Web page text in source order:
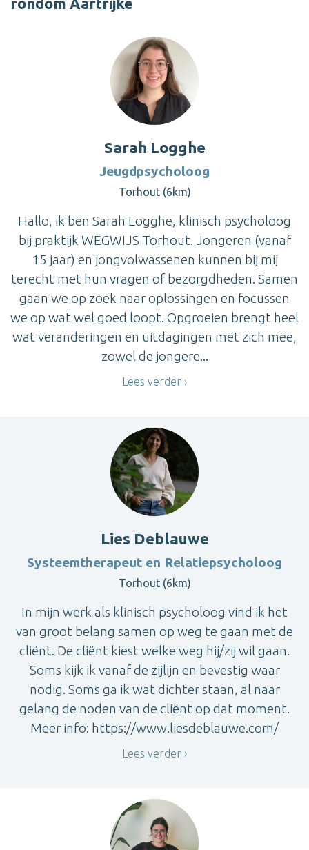
rondom Aartrijke
Sarah Logghe
Jeugdpsycholoog
Torhout (6km)
Hallo, ik ben Sarah Logghe, klinisch psycholoog
bij praktijk WEGWIJS Torhout. Jongeren (vanaf
15 jaar) en jongvolwassenen kunnen bij mij
terecht met hun vragen of bezorgdheden. Samen
gaan we op zoek naar oplossingen en focussen
we op wat wel goed loopt. Opgroeien brengt heel
wat veranderingen en uitdagingen met zich mee,
zowel de jongere...
Lees verder
Lies Deblauwe
Systeemtherapeut en Relatiepsycholoog
Torhout (6km)
In mijn werk als klinisch psycholoog vind ik het
van groot belang samen op weg te gaan met de
cliënt. De cliënt kiest welke weg hij/zij wil gaan.
Soms kijk ik vanaf de zijlijn en bevestig waar
nodig. Soms ga ik wat dichter staan, al naar
gelang de noden van de cliënt op dat moment.
Meer info: https://www.liesdeblauwe.com/
Lees verder